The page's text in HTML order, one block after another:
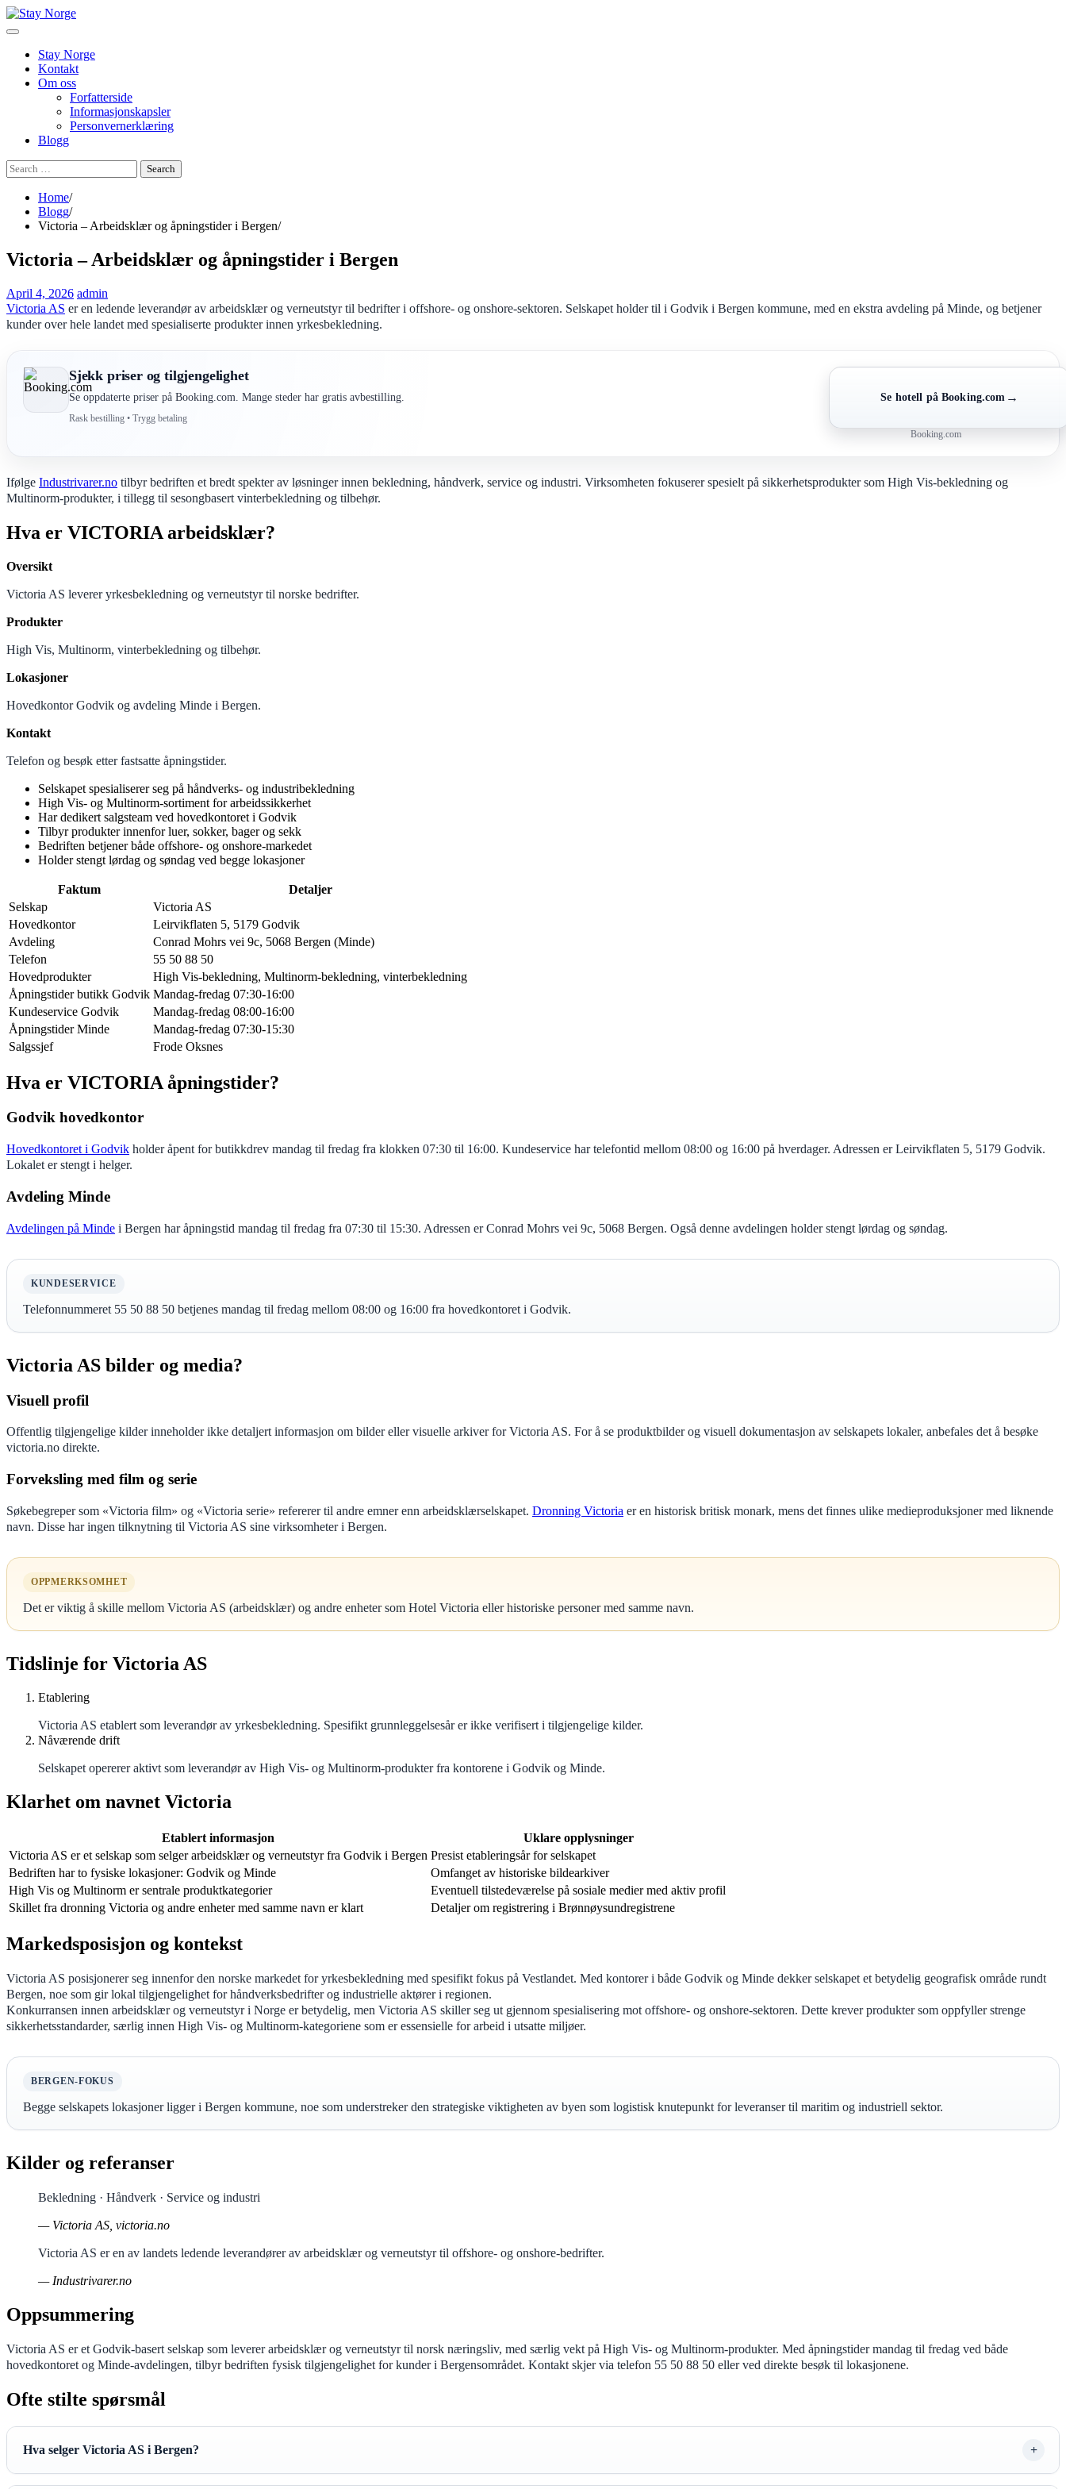
Skip
to
Stay Norge
Kontakt
Om oss
Forfatterside
Informasjonskapsler
Personvernerklæring
Blogg
Search
for:
Home
Blogg
Victoria – Arbeidsklær og åpningstider i Bergen
Victoria – Arbeidsklær og åpningstider i Bergen
April 4, 2026 admin
Victoria AS er en ledende leverandør av arbeidsklær og verneutstyr til bedrifter i offshore- og onshore-sektoren. Selskapet holder til i Godvik i Bergen kommune, med en ekstra avdeling på Minde, og betjener
kunder over hele landet med spesialiserte produkter innen yrkesbekledning.
Sjekk priser og tilgjengelighet
Se oppdaterte priser på Booking.com. Mange steder har gratis avbestilling.
Rask bestilling • Trygg betaling
Se hotell på Booking.com →
Booking.com
Ifølge Industrivarer.no tilbyr bedriften et bredt spekter av løsninger innen bekledning, håndverk, service og industri. Virksomheten fokuserer spesielt på sikkerhetsprodukter som High Vis-bekledning og
Multinorm-produkter, i tillegg til sesongbasert vinterbekledning og tilbehør.
Hva er VICTORIA arbeidsklær?
Oversikt
Victoria AS leverer yrkesbekledning og verneutstyr til norske bedrifter.
Produkter
High Vis, Multinorm, vinterbekledning og tilbehør.
Lokasjoner
Hovedkontor Godvik og avdeling Minde i Bergen.
Kontakt
Telefon og besøk etter fastsatte åpningstider.
Selskapet spesialiserer seg på håndverks- og industribekledning
High Vis- og Multinorm-sortiment for arbeidssikkerhet
Har dedikert salgsteam ved hovedkontoret i Godvik
Tilbyr produkter innenfor luer, sokker, bager og sekk
Bedriften betjener både offshore- og onshore-markedet
Holder stengt lørdag og søndag ved begge lokasjoner
Faktum
Detaljer
Selskap
Victoria AS
Hovedkontor
Leirvikflaten 5, 5179 Godvik
Avdeling
Conrad Mohrs vei 9c, 5068 Bergen (Minde)
Telefon
55 50 88 50
Hovedprodukter
High Vis-bekledning, Multinorm-bekledning, vinterbekledning
Åpningstider butikk Godvik Mandag-fredag 07:30-16:00
Kundeservice Godvik
Mandag-fredag 08:00-16:00
Åpningstider Minde
Mandag-fredag 07:30-15:30
Salgssjef
Frode Oksnes
Hva er VICTORIA åpningstider?
Godvik hovedkontor
Hovedkontoret i Godvik holder åpent for butikkdrev mandag til fredag fra klokken 07:30 til 16:00. Kundeservice har telefontid mellom 08:00 og 16:00 på hverdager. Adressen er Leirvikflaten 5, 5179 Godvik.
Lokalet er stengt i helger.
Avdeling Minde
Avdelingen på Minde i Bergen har åpningstid mandag til fredag fra 07:30 til 15:30. Adressen er Conrad Mohrs vei 9c, 5068 Bergen. Også denne avdelingen holder stengt lørdag og søndag.
KUNDESERVICE
Telefonnummeret 55 50 88 50 betjenes mandag til fredag mellom 08:00 og 16:00 fra hovedkontoret i Godvik.
Victoria AS bilder og media?
Visuell profil
Offentlig tilgjengelige kilder inneholder ikke detaljert informasjon om bilder eller visuelle arkiver for Victoria AS. For å se produktbilder og visuell dokumentasjon av selskapets lokaler, anbefales det å besøke
victoria.no direkte.
Forveksling med film og serie
Søkebegreper som «Victoria film» og «Victoria serie» refererer til andre emner enn arbeidsklærselskapet. Dronning Victoria er en historisk britisk monark, mens det finnes ulike medieproduksjoner med liknende
navn. Disse har ingen tilknytning til Victoria AS sine virksomheter i Bergen.
OPPMERKSOMHET
Det er viktig å skille mellom Victoria AS (arbeidsklær) og andre enheter som Hotel Victoria eller historiske personer med samme navn.
Tidslinje for Victoria AS
Etablering
Victoria AS etablert som leverandør av yrkesbekledning. Spesifikt grunnleggelsesår er ikke verifisert i tilgjengelige kilder.
Nåværende drift
Selskapet opererer aktivt som leverandør av High Vis- og Multinorm-produkter fra kontorene i Godvik og Minde.
Klarhet om navnet Victoria
Etablert informasjon
Uklare opplysninger
Victoria AS er et selskap som selger arbeidsklær og verneutstyr fra Godvik i Bergen Presist etableringsår for selskapet
Bedriften har to fysiske lokasjoner: Godvik og Minde
Omfanget av historiske bildearkiver
High Vis og Multinorm er sentrale produktkategorier
Eventuell tilstedeværelse på sosiale medier med aktiv profil
Skillet fra dronning Victoria og andre enheter med samme navn er klart
Detaljer om registrering i Brønnøysundregistrene
Markedsposisjon og kontekst
Victoria AS posisjonerer seg innenfor den norske markedet for yrkesbekledning med spesifikt fokus på Vestlandet. Med kontorer i både Godvik og Minde dekker selskapet et betydelig geografisk område rundt
Bergen, noe som gir lokal tilgjengelighet for håndverksbedrifter og industrielle aktører i regionen.
Konkurransen innen arbeidsklær og verneutstyr i Norge er betydelig, men Victoria AS skiller seg ut gjennom spesialisering mot offshore- og onshore-sektoren. Dette krever produkter som oppfyller strenge
sikkerhetsstandarder, særlig innen High Vis- og Multinorm-kategoriene som er essensielle for arbeid i utsatte miljøer.
BERGEN-FOKUS
Begge selskapets lokasjoner ligger i Bergen kommune, noe som understreker den strategiske viktigheten av byen som logistisk knutepunkt for leveranser til maritim og industriell sektor.
Kilder og referanser
Bekledning · Håndverk · Service og industri
— Victoria AS, victoria.no
Victoria AS er en av landets ledende leverandører av arbeidsklær og verneutstyr til offshore- og onshore-bedrifter.
— Industrivarer.no
Oppsummering
Victoria AS er et Godvik-basert selskap som leverer arbeidsklær og verneutstyr til norsk næringsliv, med særlig vekt på High Vis- og Multinorm-produkter. Med åpningstider mandag til fredag ved både
hovedkontoret og Minde-avdelingen, tilbyr bedriften fysisk tilgjengelighet for kunder i Bergensområdet. Kontakt skjer via telefon 55 50 88 50 eller ved direkte besøk til lokasjonene.
Ofte stilte spørsmål
Hva selger Victoria AS i Bergen?